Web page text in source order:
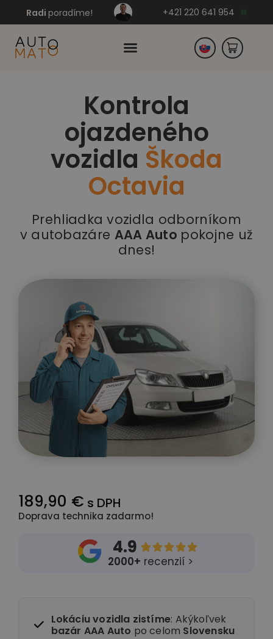
Radi poradíme! +421 220 641 954
Kontrola
ojazdeného
vozidla Škoda
Octavia
Prehliadka vozidla odborníkom
v autobazáre AAA Auto pokojne už
dnes!
189,90 € s DPH
Doprava technika zadarmo!
4.9 
2000+ recenzií >
Lokáciu vozidla zistíme: Akýkoľvek
bazár AAA Auto po celom Slovensku